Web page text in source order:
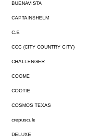
BUENAVISTA
CAPTAINSHELM
C.E
CCC (CITY COUNTRY CITY)
CHALLENGER
COOME
COOTIE
COSMOS TEXAS
crepuscule
DELUXE